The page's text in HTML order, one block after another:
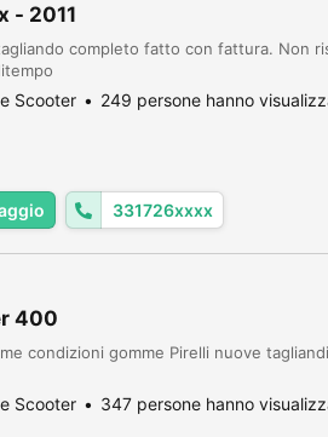
- 2011
completo fatto con fattura. Non
Scooter 249 persone hanno
331726xxxx
400
condizioni gomme Pirelli nuove
Scooter 347 persone hanno